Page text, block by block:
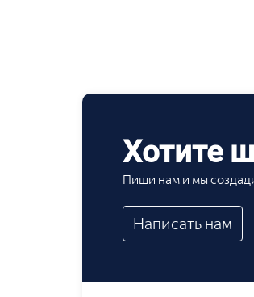
Хотите
Пиши нам и мы
Написать нам